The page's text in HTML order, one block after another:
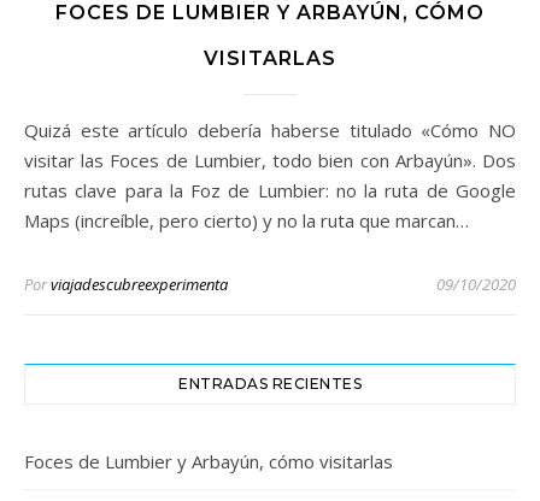
FOCES DE LUMBIER Y ARBAYÚN, CÓMO
VISITARLAS
Quizá este artículo debería haberse titulado «Cómo NO
visitar las Foces de Lumbier, todo bien con Arbayún». Dos
rutas clave para la Foz de Lumbier: no la ruta de Google
Maps (increíble, pero cierto) y no la ruta que marcan…
Porviajadescubreexperimenta 09/10/2020
ENTRADAS RECIENTES
Foces de Lumbier y Arbayún, cómo visitarlas